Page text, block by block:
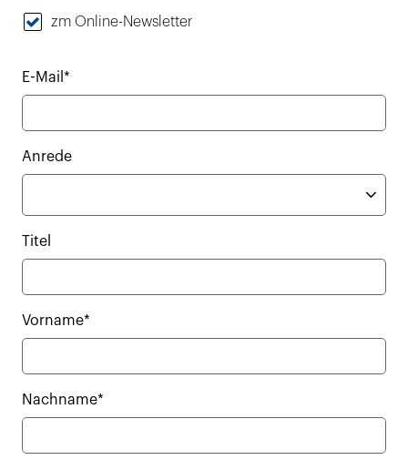
zm Online-Newsletter
E-Mail*
Anrede
Titel
Vorname*
Nachname*